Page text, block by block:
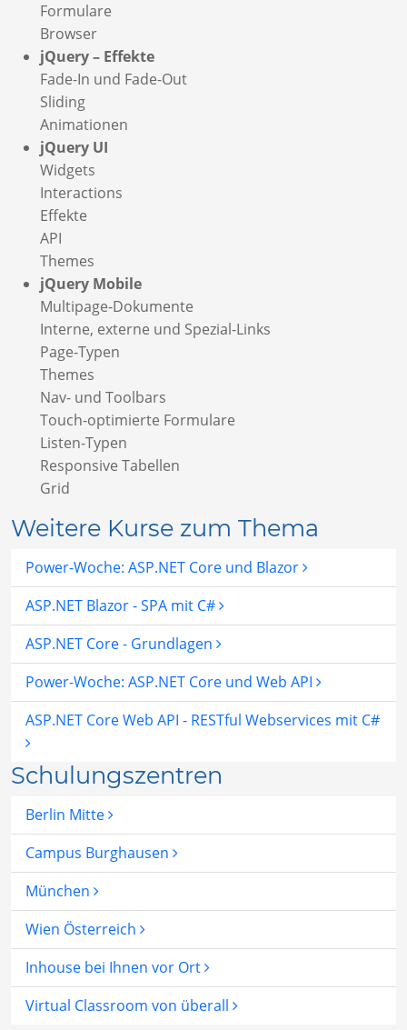
Formulare
Browser
jQuery – Effekte
Fade-In und Fade-Out
Sliding
Animationen
jQuery UI
Widgets
Interactions
Effekte
API
Themes
jQuery Mobile
Multipage-Dokumente
Interne, externe und Spezial-Links
Page-Typen
Themes
Nav- und Toolbars
Touch-optimierte Formulare
Listen-Typen
Responsive Tabellen
Grid
Weitere Kurse zum Thema
Power-Woche: ASP.NET Core und Blazor
ASP.NET Blazor - SPA mit C#
ASP.NET Core - Grundlagen
Power-Woche: ASP.NET Core und Web API
ASP.NET Core Web API - RESTful Webservices mit C#
Schulungszentren
Berlin Mitte
Campus Burghausen
München
Wien Österreich
Inhouse bei Ihnen vor Ort
Virtual Classroom von überall